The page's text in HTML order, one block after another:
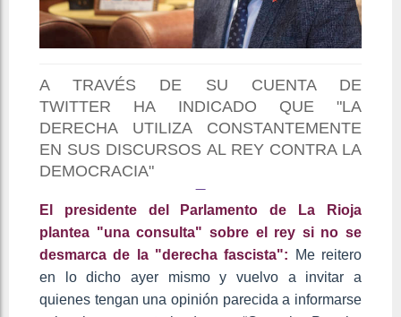
A TRAVÉS DE SU CUENTA DE
TWITTER HA INDICADO QUE "LA
DERECHA UTILIZA CONSTANTEMENTE
EN SUS DISCURSOS AL REY CONTRA LA
DEMOCRACIA"
El presidente del Parlamento de La Rioja
plantea "una consulta" sobre el rey si no se
desmarca de la "derecha fascista": Me reitero
en lo dicho ayer mismo y vuelvo a invitar a
quienes tengan una opinión parecida a informarse